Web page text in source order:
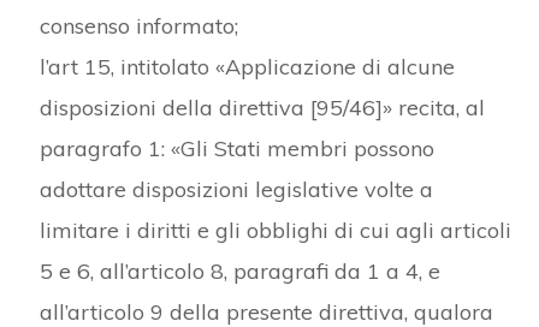
consenso informato;
l’art 15, intitolato «Applicazione di alcune
disposizioni della direttiva [95/46]» recita, al
paragrafo 1: «Gli Stati membri possono
adottare disposizioni legislative volte a
limitare i diritti e gli obblighi di cui agli articoli
5 e 6, all’articolo 8, paragrafi da 1 a 4, e
all’articolo 9 della presente direttiva, qualora